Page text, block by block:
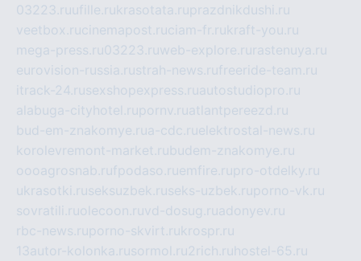
03223.ruufille.rukrasotata.ruprazdnikdushi.ru
veetbox.rucinemapost.ruciam-fr.rukraft-you.ru
mega-press.ru03223.ruweb-explore.ru rastenuya.ru
eurovision-russia.rustrah-news.rufreeride-team.ru
itrack-24.rusexshopexpress.ruautostudiopro.ru
alabuga-cityhotel.rupornv.ruatlantpereezd.ru
bud-em-znakomye.rua-cdc.ruelektrostal-news.ru
korolevremont-market.rubudem-znakomye.ru
oooagrosnab.rufpodaso.ruemfire.rupro-otdelky.ru
ukrasotki.ruseksuzbek.ruseks-uzbek.ruporno-vk.ru
sovratili.ruolecoon.ruvd-dosug.ruadonyev.ru
rbc-news.ruporno-skvirt.rukrospr.ru
13autor-kolonka.rusormol.ru2rich.ru hostel-65.ru